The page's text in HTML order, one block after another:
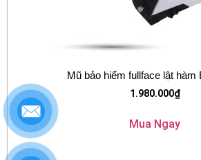
Mũ bảo hiểm fullface lật hàm
1.980.000₫
Mua Ngay